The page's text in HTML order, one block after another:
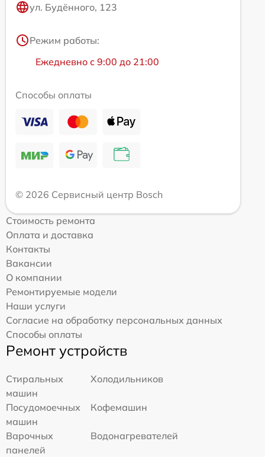
ул. Будённого, 123
Режим работы:
Ежедневно с 9:00 до 21:00
Способы оплаты
© 2026 Сервисный центр Bosch
Стоимость ремонта
Оплата и доставка
Контакты
Вакансии
О компании
Ремонтируемые модели
Наши услуги
Согласие на обработку персональных данных
Способы оплаты
Ремонт устройств
Стиральных
машин
Холодильников
Посудомоечных
машин
Кофемашин
Варочных
панелей
Водонагревателей